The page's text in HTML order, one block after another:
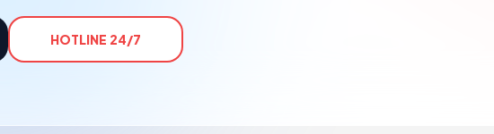
HOTLINE 24/7